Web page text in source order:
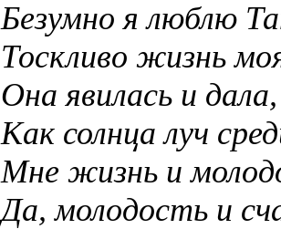
Безумно я люблю
Тоскливо жизнь
Она явилась и дала,
Как солнца луч
Мне жизнь и
Да, молодость и